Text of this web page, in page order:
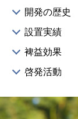
開発の歴史
設置実績
裨益効果
啓発活動